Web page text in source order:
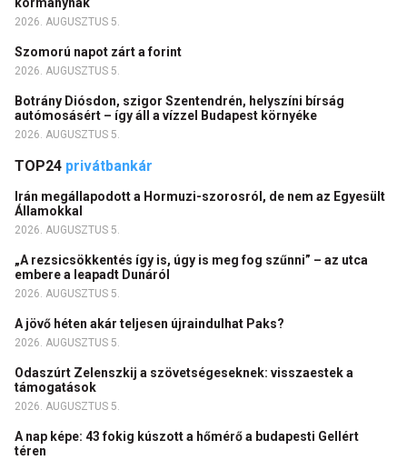
kormánynak
2026. AUGUSZTUS 5.
Szomorú napot zárt a forint
2026. AUGUSZTUS 5.
Botrány Diósdon, szigor Szentendrén, helyszíni bírság
autómosásért – így áll a vízzel Budapest környéke
2026. AUGUSZTUS 5.
TOP24 privátbankár
Irán megállapodott a Hormuzi-szorosról, de nem az Egyesült
Államokkal
2026. AUGUSZTUS 5.
„A rezsicsökkentés így is, úgy is meg fog szűnni” – az utca
embere a leapadt Dunáról
2026. AUGUSZTUS 5.
A jövő héten akár teljesen újraindulhat Paks?
2026. AUGUSZTUS 5.
Odaszúrt Zelenszkij a szövetségeseknek: visszaestek a
támogatások
2026. AUGUSZTUS 5.
A nap képe: 43 fokig kúszott a hőmérő a budapesti Gellért
téren